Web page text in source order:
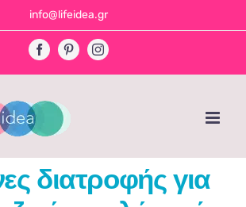
info@lifeidea.gr
FacebookPinterestInstagram
διατροφής για